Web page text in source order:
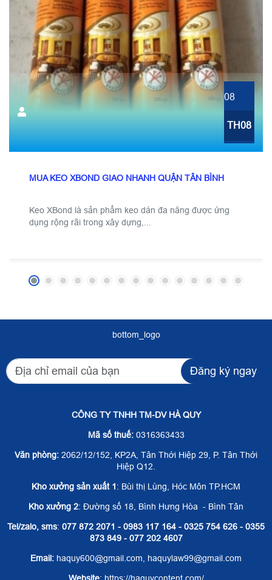
08
TH08
MUA KEO XBOND GIAO NHANH QUẬN TÂN BÌNH
Keo XBond là sản phẩm keo dán đa năng được ứng
dụng rộng rãi trong xây dựng,...
bottom_logo
Đăng ký ngay
CÔNG TY TNHH TM-DV HÀ QUY
Mã số thuế:0316363433
Văn phòng: 2062/12/152, KP2A, Tân Thới Hiệp 29, P. Tân Thới
Hiệp Q12.
Kho xưởng sản xuất 1: Bùi thị Lùng, Hóc Môn TP.HCM
Kho xưởng 2: Đường số 18, Bình Hưng Hòa - Bình Tân
Tel/zalo, sms: 077 872 2071 - 0983 117 164 - 0325 754 626 - 0355
873 849 - 077 202 4607
Email: haquy600@gmail.com, haquylaw99@gmail.com